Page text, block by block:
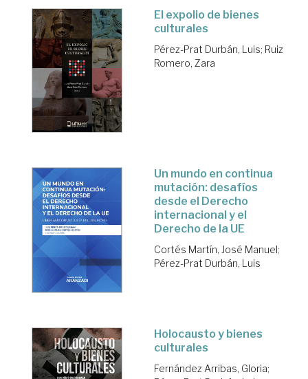
El expolio de bienes
culturales
Pérez-Prat Durbán, Luis; Ruiz
Romero, Zara
Un mundo en continua
mutación: desafíos
desde el Derecho
internacional y el
Derecho de la UE
Cortés Martín, José Manuel ;
Pérez-Prat Durbán, Luis
Holocausto y bienes
culturales
Fernández Arribas, Gloria;